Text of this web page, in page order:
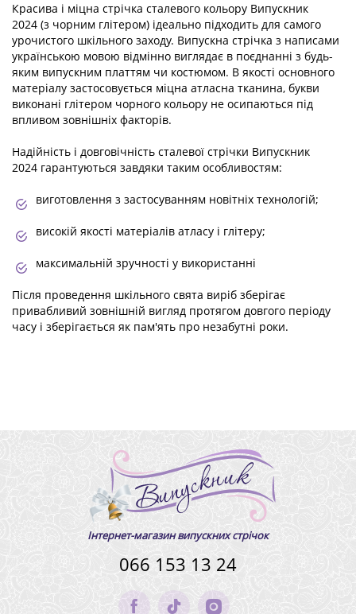
Красива і міцна стрічка сталевого кольору Випускник
2024 (з чорним глітером) ідеально підходить для самого
урочистого шкільного заходу. Випускна стрічка з написами
українською мовою відмінно виглядає в поєднанні з будь-
яким випускним платтям чи костюмом. В якості основного
матеріалу застосовується міцна атласна тканина, букви
виконані глітером чорного кольору не осипаються під
впливом зовнішніх факторів.
Надійність і довговічність сталевої стрічки Випускник
2024 гарантуються завдяки таким особливостям:
виготовлення з застосуванням новітніх технологій;
високій якості матеріалів атласу і глітеру;
максимальній зручності у використанні
Після проведення шкільного свята виріб зберігає
привабливий зовнішній вигляд протягом довгого періоду
часу і зберігається як пам'ять про незабутні роки.
Інтернет-магазин випускних стрічок
066 153 13 24